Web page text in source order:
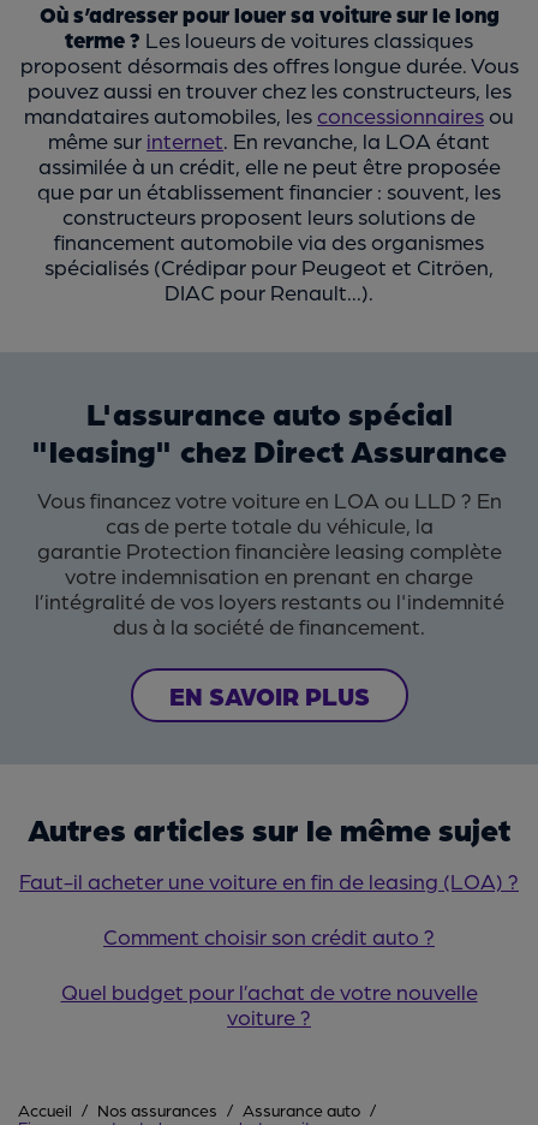
Où s’adresser pour louer sa voiture sur le long
terme ? Les loueurs de voitures classiques
proposent désormais des offres longue durée. Vous
pouvez aussi en trouver chez les constructeurs, les
mandataires automobiles, les concessionnaires ou
même sur internet . En revanche, la LOA étant
assimilée à un crédit, elle ne peut être proposée
que par un établissement financier : souvent, les
constructeurs proposent leurs solutions de
financement automobile via des organismes
spécialisés (Crédipar pour Peugeot et Citröen,
DIAC pour Renault...).
L'assurance auto spécial
"leasing" chez Direct Assurance
Vous financez votre voiture en LOA ou LLD ? En
cas de perte totale du véhicule, la
garantie Protection financière leasing complète
votre indemnisation en prenant en charge
l’intégralité de vos loyers restants ou l'indemnité
dus à la société de financement.
EN SAVOIR PLUS
Autres articles sur le même sujet
Faut-il acheter une voiture en fin de leasing (LOA) ?
Comment choisir son crédit auto ?
Quel budget pour l’achat de votre nouvelle
voiture ?
Accueil Nos assurances
Assurance auto